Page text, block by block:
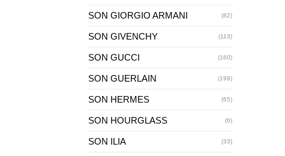
SON GIORGIO ARMANI (82)
SON GIVENCHY (113)
SON GUCCI (160)
SON GUERLAIN (199)
SON HERMES (65)
SON HOURGLASS (6)
SON ILIA (33)